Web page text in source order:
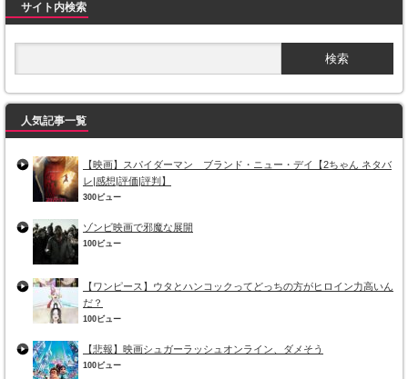
サイト内検索
人気記事一覧
【映画】スパイダーマン ブランド・ニュー・デイ【2ちゃん ネタバ
レ|感想|評価|評判】
300ビュー
ゾンビ映画で邪魔な展開
100ビュー
【ワンピース】ウタとハンコックってどっちの方がヒロイン力高いん
だ？
100ビュー
【悲報】映画シュガーラッシュオンライン、ダメそう
100ビュー